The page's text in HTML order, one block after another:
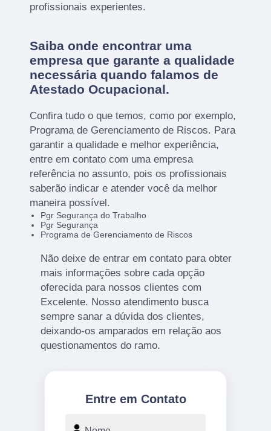
profissionais experientes.
Saiba onde encontrar uma
empresa que garante a qualidade
necessária quando falamos de
Atestado Ocupacional.
Confira tudo o que temos, como por exemplo,
Programa de Gerenciamento de Riscos. Para
garantir a qualidade e melhor experiência,
entre em contato com uma empresa
referência no assunto, pois os profissionais
saberão indicar e atender você da melhor
maneira possível.
Pgr Segurança do Trabalho
Pgr Segurança
Programa de Gerenciamento de Riscos
Não deixe de entrar em contato para obter
mais informações sobre cada opção
oferecida para nossos clientes com
Excelente. Nosso atendimento busca
sempre sanar a dúvida dos clientes,
deixando-os amparados em relação aos
questionamentos do ramo.
Entre em Contato